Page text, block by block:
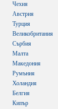
Чехия
Австрия
Турция
Великобритания
Сърбия
Малта
Македония
Румъния
Холандия
Белгия
Кипър